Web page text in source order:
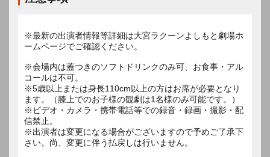
※最新の出演者情報等詳細は大宮ラクーンよしもと劇場ホ
ームページでご確認ください。
※会場内は蓋つきのソフトドリンクのみ可、お食事・アル
コールは不可。
※5歳以上または身長110cm以上の方はお席が必要となり
ます。（膝上でのお子様の観劇は1名様のみ可能です。）
※ビデオ・カメラ・携帯電話等での録音・録画・撮影・配
信禁止。
※出演者は変更になる場合がございますので予めご了承下
さい。尚、変更に伴う払戻しは行いません。